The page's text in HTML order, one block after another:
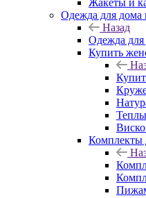
Жакеты и
Одежда для дома
Назад
Одежда для
Купить
Комплекты